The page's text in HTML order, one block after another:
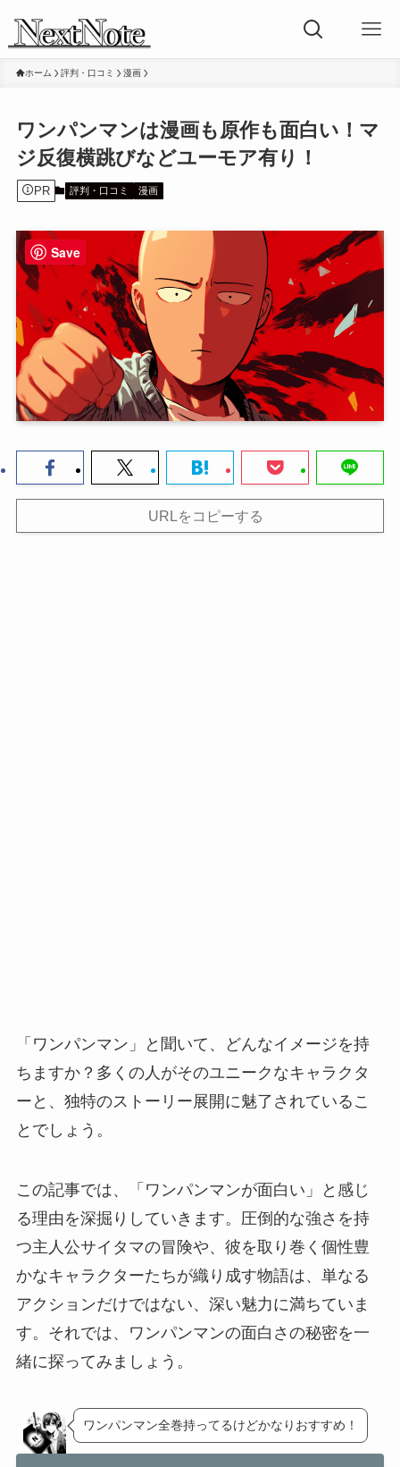
ホーム 評判・口コミ 漫画
ワンパンマンは漫画も原作も面白い！マ
ジ反復横跳びなどユーモア有り！
PR 評判・口コミ 漫画
URLをコピーする
「ワンパンマン」と聞いて、どんなイメージを持
ちますか？多くの人がそのユニークなキャラクタ
ーと、独特のストーリー展開に魅了されているこ
とでしょう。
この記事では、「ワンパンマンが面白い」と感じ
る理由を深掘りしていきます。圧倒的な強さを持
つ主人公サイタマの冒険や、彼を取り巻く個性豊
かなキャラクターたちが織り成す物語は、単なる
アクションだけではない、深い魅力に満ちていま
す。それでは、ワンパンマンの面白さの秘密を一
緒に探ってみましょう。
ワンパンマン全巻持ってるけどかなりおすすめ！
Save